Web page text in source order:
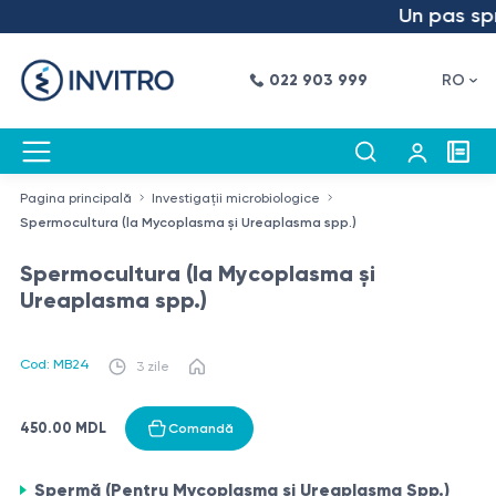
Un pas
022 903 999 RO
Pagina principală
Investigații microbiologice
Spermocultura (la Mycoplasma și Ureaplasma spp.)
Spermocultura (la Mycoplasma și
Ureaplasma spp.)
Cod: MB24 3 zile
450.00 MDL Comandă
Spermă (Pentru Mycoplasma și Ureaplasma Spp.)